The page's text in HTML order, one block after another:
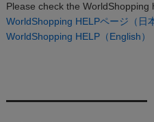
Please check the WorldShopping
WorldShopping HELPページ（日
WorldShopping HELP（English）